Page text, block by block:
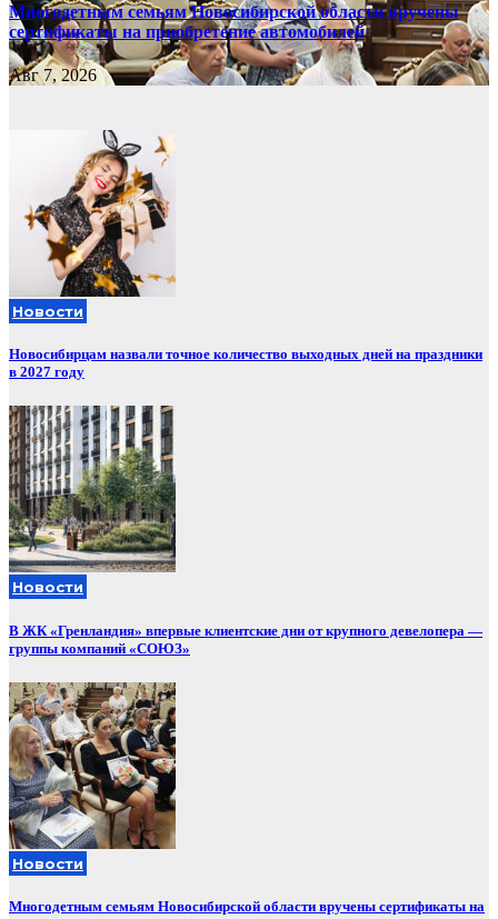
Многодетным семьям Новосибирской области вручены
сертификаты на приобретение автомобилей
Авг 7, 2026
Новости
Новосибирцам назвали точное количество выходных дней на праздники
в 2027 году
Новости
В ЖК «Гренландия» впервые клиентские дни от крупного девелопера —
группы компаний «СОЮЗ»
Новости
Многодетным семьям Новосибирской области вручены сертификаты на